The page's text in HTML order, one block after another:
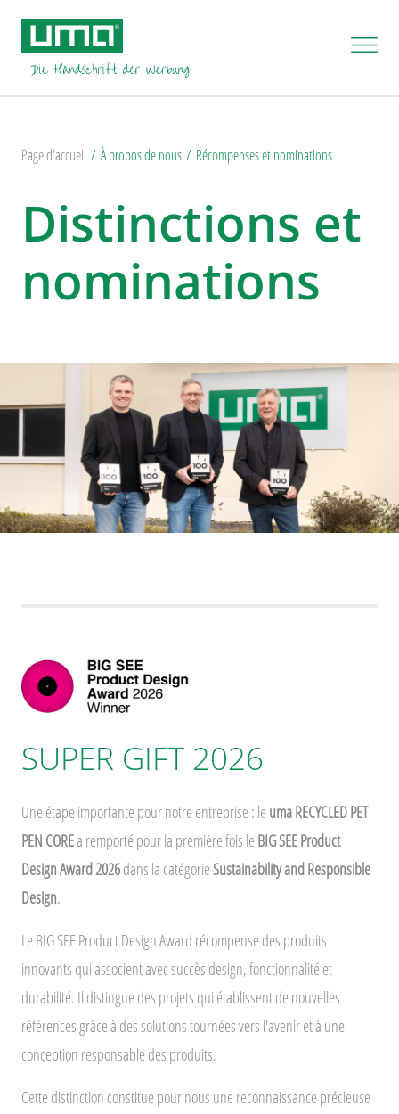
Page d'accueil À propos de nous Récompenses et nominations
Distinctions et
nominations
SUPER GIFT 2026
Une étape importante pour notre entreprise : le uma RECYCLED PET
PEN COREa remporté pour la première fois le BIG SEE Product
Design Award 2026dans la catégorieSustainability and Responsible
Design.
Le BIG SEE Product Design Award récompense des produits
innovants qui associent avec succès design, fonctionnalité et
durabilité. Il distingue des projets qui établissent de nouvelles
références grâce à des solutions tournées vers l'avenir et à une
conception responsable des produits.
Cette distinction constitue pour nous une reconnaissance précieuse